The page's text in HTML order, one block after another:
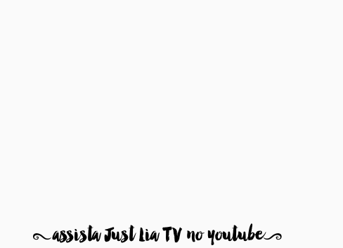
8assista Just Lia TV no youtube9